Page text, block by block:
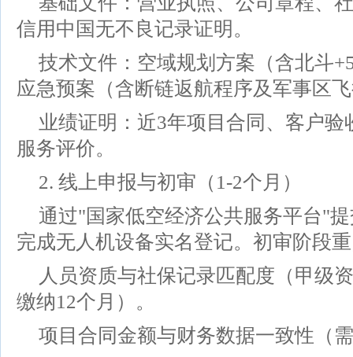
信用中国无不良记录证明。
技术文件：空域规划方案（含北斗
应急预案（含断链返航程序及军事区
业绩证明：近3年项目合同、客户
服务评价。
2. 线上申报与初审（1-2个月）
通过"国家低空经济公共服务平台"
完成无人机设备实名登记。初审阶段
人员资质与社保记录匹配度（甲级
缴纳12个月）。
项目合同金额与财务数据一致性（